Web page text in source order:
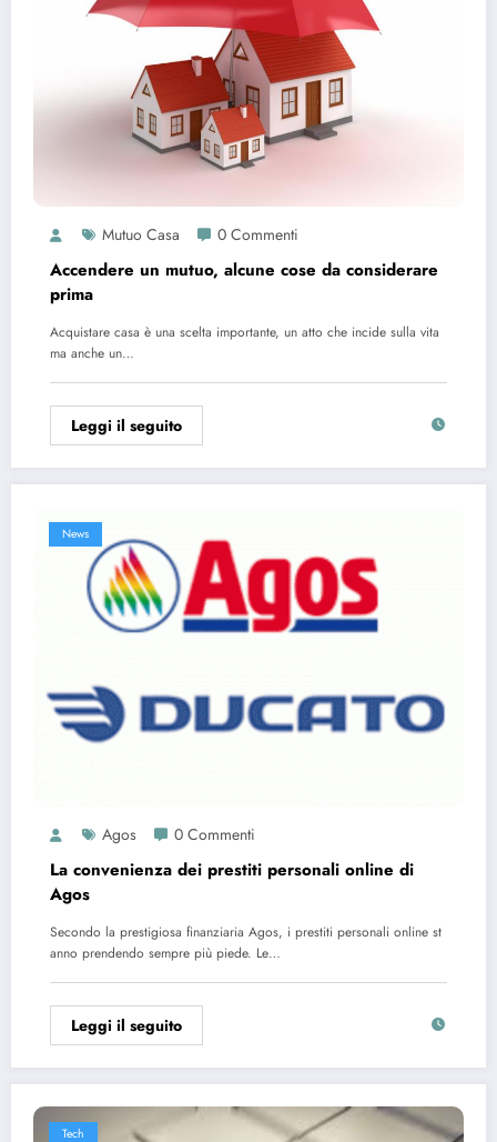
Mutuo Casa 0 Commenti
Accendere un mutuo, alcune cose da considerare
prima
Acquistare casa è una scelta importante, un atto che incide sulla vita
ma anche un…
Leggi il seguito
News
Agos 0 Commenti
La convenienza dei prestiti personali online di
Agos
Secondo la prestigiosa finanziaria Agos, i prestiti personali online st
anno prendendo sempre più piede. Le…
Leggi il seguito
Tech